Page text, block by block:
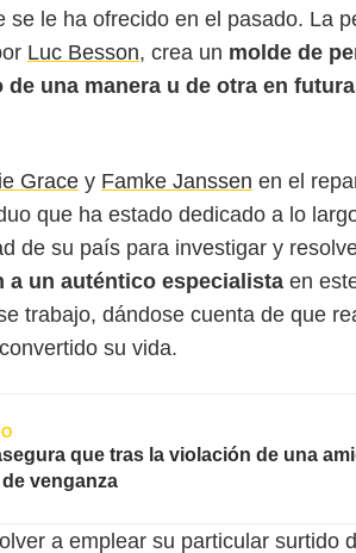
se le ha ofrecido en el pasado. La
Luc Besson, crea un molde de
una manera u de otra en
Grace y Famke Janssen en el
que ha estado dedicado a lo
de su país para investigar y
a un auténtico especialista en
trabajo, dándose cuenta de que
su vida.
que tras la violación de una
venganza
a emplear su particular surtido